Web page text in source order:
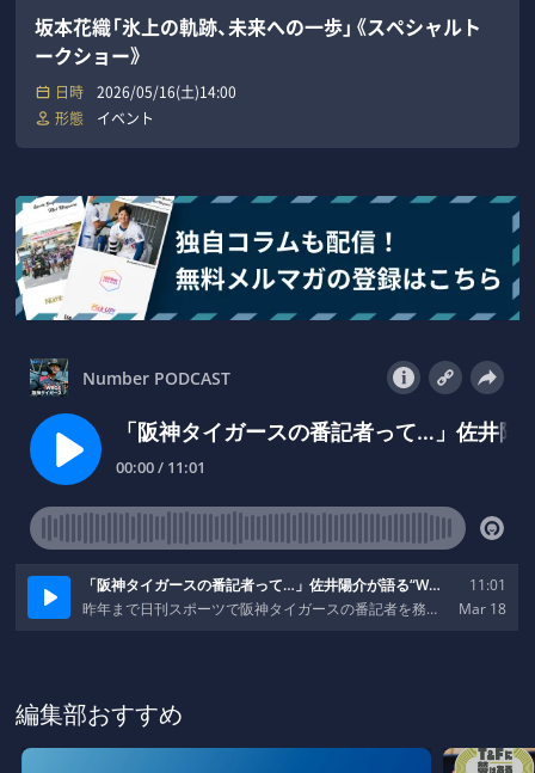
坂本花織「氷上の軌跡、未来への一歩」《スペシャルト
ークショー》
日時
2026/05/16(土)14:00
形態
イベント
編集部おすすめ